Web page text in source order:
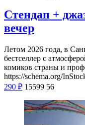
Стендап +
вечер
Летом 2026 года, в
бестселлер с
комиков страны и
https://schema.org/
290 ₽ 15599 56